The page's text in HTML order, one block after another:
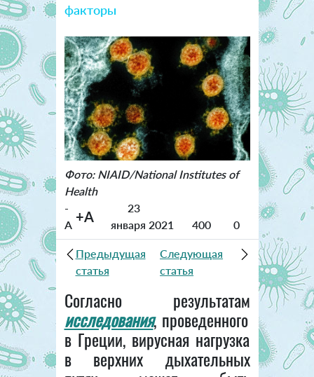
факторы
Фото: NIAID/National Institutes of
Health
-
A +A
23
января 2021
400 0
Предыдущая
статья
Следующая
статья
Согласно результатам
исследования, проведенного
в Греции, вирусная нагрузка
в верхних дыхательных